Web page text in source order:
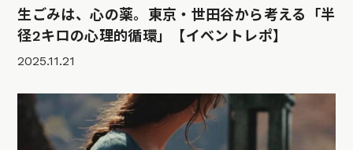
生ごみは、心の薬。東京・世田谷から考える「半
径2キロの心理的循環」【イベントレポ】
2025.11.21